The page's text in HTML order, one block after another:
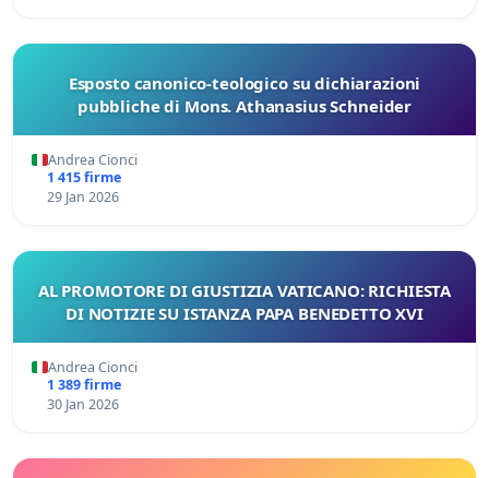
Esposto canonico-teologico su dichiarazioni
pubbliche di Mons. Athanasius Schneider
Andrea Cionci
1 415 firme
29 Jan 2026
AL PROMOTORE DI GIUSTIZIA VATICANO: RICHIESTA
DI NOTIZIE SU ISTANZA PAPA BENEDETTO XVI
Andrea Cionci
1 389 firme
30 Jan 2026